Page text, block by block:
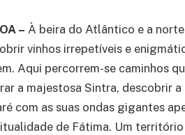
– À beira do Atlântico e a
vinhos irrepetíveis e
Aqui percorrem-se caminhos
a majestosa Sintra, descobrir
com as suas ondas gigantes
de Fátima. Um